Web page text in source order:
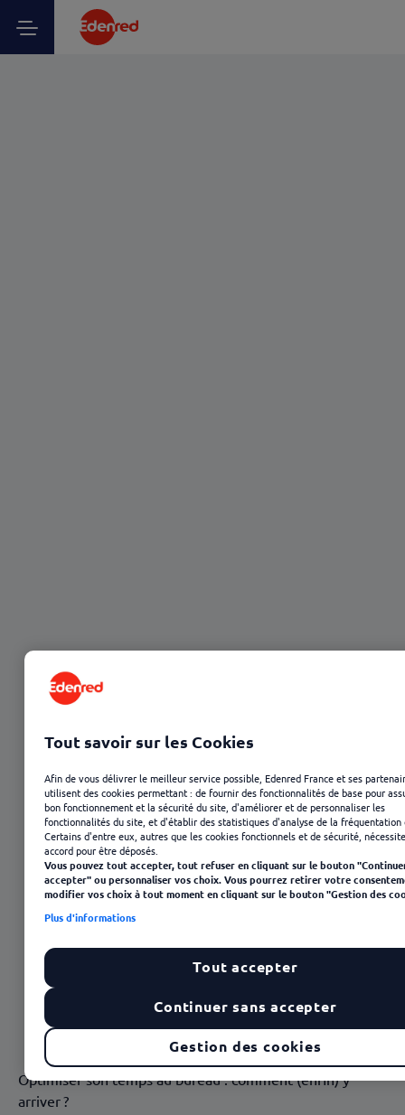
Sommaire
Gérer son planning pour être plus productif et plus
serein
Dresser des to do list
Dire stop aux réunions inutiles
Adopter la technique de la tomate : méthode
Pomodoro
Optimiser son temps au bureau : comment (enfin) y
arriver ?
Tout savoir sur les Cookies
Afin de vous délivrer le meilleur service possible, Edenred France et ses
utilisent des cookies permettant : de fournir des fonctionnalités de base pour
bon fonctionnement et la sécurité du site, d'améliorer et de personnaliser les
fonctionnalités du site, et d'établir des statistiques d'analyse de la fréquentation
Certains d'entre eux, autres que les cookies fonctionnels et de sécurité,
accord pour être déposés.
Vous pouvez tout accepter, tout refuser en cliquant sur le bouton
accepter" ou personnaliser vos choix. Vous pourrez retirer votre
modifier vos choix à tout moment en cliquant sur le bouton "Gestion des
Plus d'informations
Gestion des cookies
Continuer sans accepter
Tout accepter